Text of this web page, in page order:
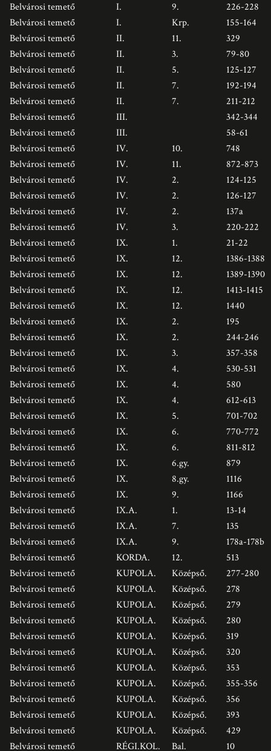
Belvárosi temető
I. 9.
226-228
Belvárosi temető
I. Krp.
155-164
Belvárosi temető
II. 11.
329
Belvárosi temető
II. 3.
79-80
Belvárosi temető
II. 5.
125-127
Belvárosi temető
II. 7.
192-194
Belvárosi temető
II. 7.
211-212
Belvárosi temető
III.
342-344
Belvárosi temető
III.
58-61
Belvárosi temető
IV. 10.
748
Belvárosi temető
IV. 11.
872-873
Belvárosi temető
IV. 2.
124-125
Belvárosi temető
IV. 2.
126-127
Belvárosi temető
IV. 2.
137a
Belvárosi temető
IV. 3.
220-222
Belvárosi temető
IX. 1.
21-22
Belvárosi temető
IX. 12.
1386-1388
Belvárosi temető
IX. 12.
1389-1390
Belvárosi temető
IX. 12.
1413-1415
Belvárosi temető
IX. 12.
1440
Belvárosi temető
IX. 2.
195
Belvárosi temető
IX. 2.
244-246
Belvárosi temető
IX. 3.
357-358
Belvárosi temető
IX. 4.
530-531
Belvárosi temető
IX. 4.
580
Belvárosi temető
IX. 4.
612-613
Belvárosi temető
IX. 5.
701-702
Belvárosi temető
IX. 6.
770-772
Belvárosi temető
IX. 6.
811-812
Belvárosi temető
IX. 6.gy.
879
Belvárosi temető
IX. 8.gy.
1116
Belvárosi temető
IX. 9.
1166
Belvárosi temető
IX.A. 1.
13-14
Belvárosi temető
IX.A. 7.
135
Belvárosi temető
IX.A. 9.
178a-178b
Belvárosi temető
KORDA. 12.
513
Belvárosi temető
KUPOLA. Középső.
277-280
Belvárosi temető
KUPOLA. Középső.
278
Belvárosi temető
KUPOLA. Középső.
279
Belvárosi temető
KUPOLA. Középső.
280
Belvárosi temető
KUPOLA. Középső.
319
Belvárosi temető
KUPOLA. Középső.
320
Belvárosi temető
KUPOLA. Középső.
353
Belvárosi temető
KUPOLA. Középső.
355-356
Belvárosi temető
KUPOLA. Középső.
356
Belvárosi temető
KUPOLA. Középső.
393
Belvárosi temető
KUPOLA. Középső.
429
Belvárosi temető
RÉGI.KOL. Bal.
10